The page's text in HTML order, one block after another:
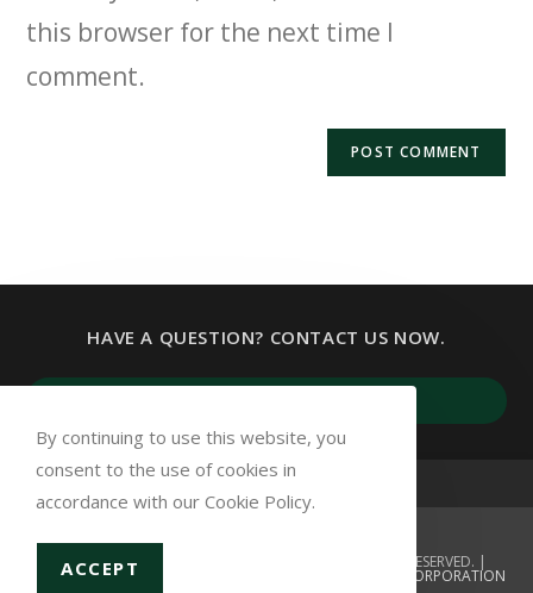
this browser for the next time I
comment.
HAVE A QUESTION? CONTACT US NOW.
COPYRIGHT 2026 CAMPBELL PROPERTIES. ALL RIGHTS RESERVED. |
PRIVACY POLICY WEBSITE OPTIMIZATION BY MCORMC CORPORATION
By continuing to use this website, you
consent to the use of cookies in
accordance with our Cookie Policy.
ACCEPT